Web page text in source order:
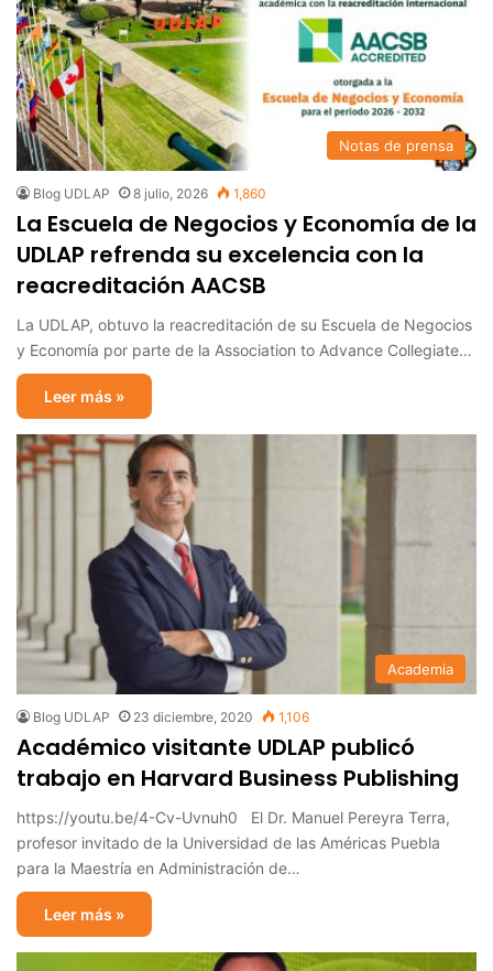
Notas de prensa
Blog UDLAP 8 julio, 2026 1,860
La Escuela de Negocios y Economía de la
UDLAP refrenda su excelencia con la
reacreditación AACSB
La UDLAP, obtuvo la reacreditación de su Escuela de Negocios
y Economía por parte de la Association to Advance Collegiate…
Leer más »
Academia
Blog UDLAP 23 diciembre, 2020 1,106
Académico visitante UDLAP publicó
trabajo en Harvard Business Publishing
https://youtu.be/4-Cv-Uvnuh0 El Dr. Manuel Pereyra Terra,
profesor invitado de la Universidad de las Américas Puebla
para la Maestría en Administración de…
Leer más »